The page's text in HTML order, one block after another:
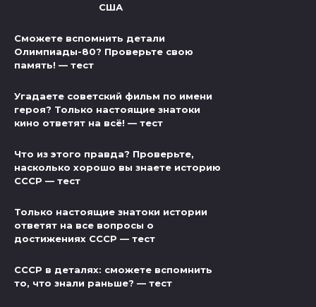
США
Сможете вспомнить детали
Олимпиады-80? Проверьте свою
память! — тест
Угадаете советский фильм по имени
героя? Только настоящие знатоки
кино ответят на всё! — тест
Что из этого правда? Проверьте,
насколько хорошо вы знаете историю
СССР — тест
Только настоящие знатоки истории
ответят на все вопросы о
достижениях СССР — тест
СССР в деталях: сможете вспомнить
то, что знали раньше? — тест